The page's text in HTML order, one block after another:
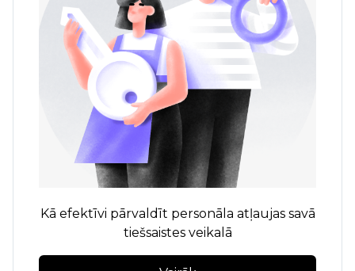
Kā efektīvi pārvaldīt personāla atļaujas savā
tiešsaistes veikalā